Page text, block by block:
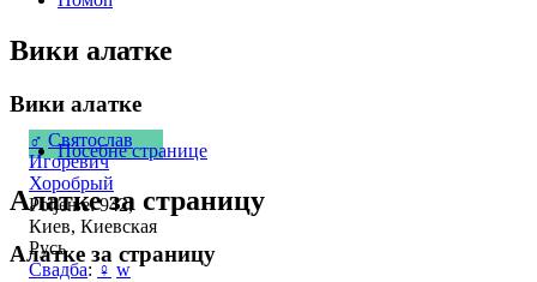
♂ Святослав
Игоревич
Хоробрый
Рођење: 942,
Киев, Киевская
Русь
Свадба: ♀ w
Вики алатке
Вики алатке
Посебне странице
Алатке за страницу
Алатке за страницу